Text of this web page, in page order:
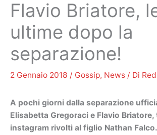
Flavio Briatore,
ultime dopo la
separazione!
2 Gennaio 2018 / Gossip, News / Di
A pochi giorni dalla separazione
Elisabetta Gregoraci e Flavio
instagram rivolti al figlio Nathan Falco.